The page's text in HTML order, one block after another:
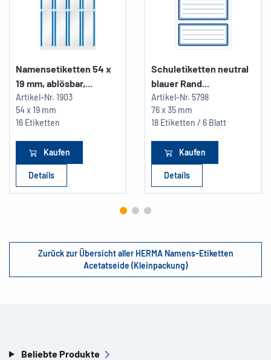
Namensetiketten 54 x
19 mm, ablösbar,...
Artikel-Nr. 1903
54 x 19 mm
16 Etiketten
Kaufen
Details
Schuletiketten neutral
blauer Rand...
Artikel-Nr. 5798
76 x 35 mm
18 Etiketten / 6 Blatt
Kaufen
Details
Zurück zur Übersicht aller HERMA Namens-Etiketten
Acetatseide (Kleinpackung)
Beliebte Produkte